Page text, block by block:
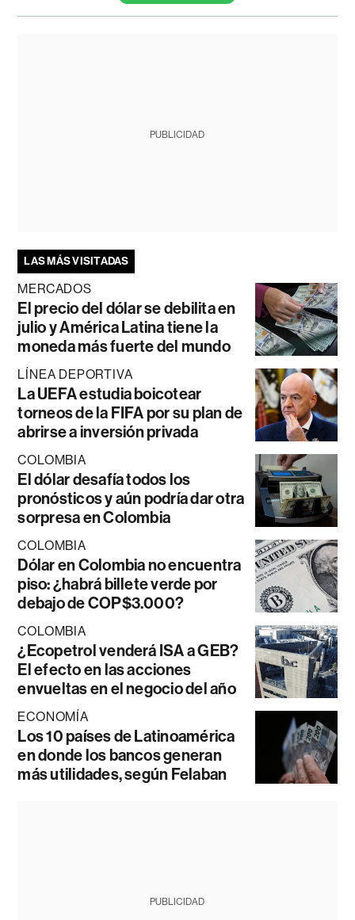
PUBLICIDAD
LAS MÁS VISITADAS
MERCADOS
El precio del dólar se debilita en
julio y América Latina tiene la
moneda más fuerte del mundo
LÍNEA DEPORTIVA
La UEFA estudia boicotear
torneos de la FIFA por su plan de
abrirse a inversión privada
COLOMBIA
El dólar desafía todos los
pronósticos y aún podría dar otra
sorpresa en Colombia
COLOMBIA
Dólar en Colombia no encuentra
piso: ¿habrá billete verde por
debajo de COP$3.000?
COLOMBIA
¿Ecopetrol venderá ISA a GEB?
El efecto en las acciones
envueltas en el negocio del año
ECONOMÍA
Los 10 países de Latinoamérica
en donde los bancos generan
más utilidades, según Felaban
PUBLICIDAD